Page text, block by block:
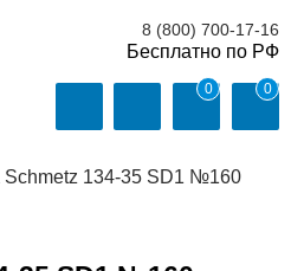
8 (800) 700-17-16
0 0
Schmetz 134-35 SD1 №160